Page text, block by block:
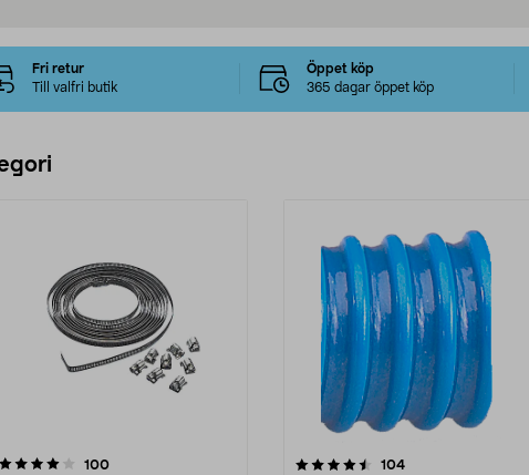
Fri retur
Till valfri butik
Öppet köp
365 dagar öppet köp
100recensioner
4.5 av 5 stjärnor 104recensioner
4.5 av 5 stjärnor